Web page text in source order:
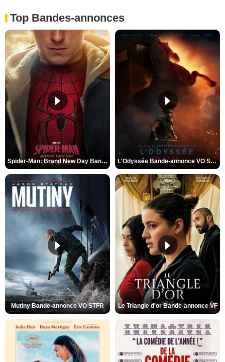
Top Bandes-annonces
Spider-Man: Brand New Day Bande-annonce VO STFR L'Odyssée Bande-annonce VO STFR
Mutiny Bande-annonce VO STFR Le Triangle d'or Bande-annonce VF